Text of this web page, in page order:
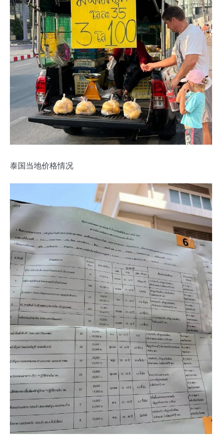
泰国当地价格情况